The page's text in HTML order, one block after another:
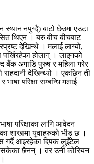
स्थान नपुग्दै) बाटो छेउमा एउटा
थिएन । बरु बीच बीचबाट
देखिन्थे । मलाई लाग्यो,
होलान् । लाइनको
बैंक अगाडि पुरुष र महिला गरेर
राहदानी देखिन्थ्यो । एकछिन ती
भाषा परिक्षा सम्बन्धि मलाई
परिक्षाका लागि आवेदन
शाखामा युवाहरुको भीड छ ।
गर्दै आइरहेका दिपक लुइँटेल
छैनन् । तर उनी कोरियन